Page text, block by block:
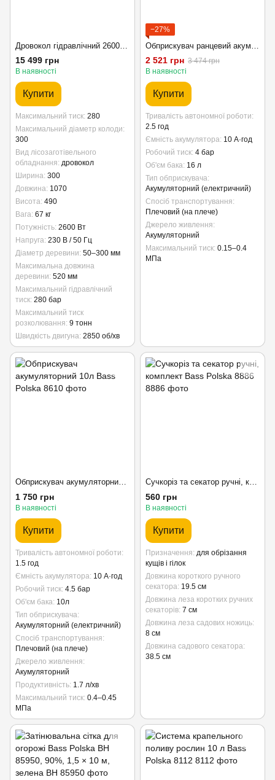
15 499 грн
В наявності
Купити
Максимальний тиск 280
Максимальний діаметр колоди
300
Вид лісозаготівельного
обладнання дровокол
Ширина 300
Довжина 1070
Висота 490
Вага 67 кг
Потужність 2600 Вт
Напруга 230 В / 50 Гц
Діаметр деревини 50–300 мм
Максимальна довжина
деревини 520 мм
Максимальний гідравлічний
тиск 280 бар
Максимальний тиск
розколювання 9 тонн
Швидкість двигуна 2850 об/хв
−27%
2 521 грн 3 474 грн
В наявності
Купити
Тривалість автономної роботи
2.5 год
Ємність акумулятора 10 А·год
Робочий тиск 4 бар
Об'єм бака 16 л
Тип обприскувача
Акумуляторний (електричний)
Спосіб транспортування
Плечовий (на плече)
Джерело живлення
Акумуляторний
Максимальний тиск 0.15–0.4
МПа
Обприскувач акумуляторний 10л Bass Polska
1 750 грн
В наявності
Купити
Тривалість автономної роботи
1.5 год
Ємність акумулятора 10 А·год
Робочий тиск 4.5 бар
Об'єм бака 10л
Тип обприскувача
Акумуляторний (електричний)
Спосіб транспортування
Плечовий (на плече)
Джерело живлення
Акумуляторний
Продуктивність 1.7 л/хв
Максимальний тиск 0.4–0.45
МПа
Сучкоріз та секатор ручні, комплект Bass Polska 8886
560 грн
В наявності
Купити
Призначення для обрізання
кущів і гілок
Довжина короткого ручного
секатора 19.5 см
Довжина леза коротких ручних
секаторів 7 см
Довжина леза садових ножиць
8 см
Довжина садового секатора
38.5 см